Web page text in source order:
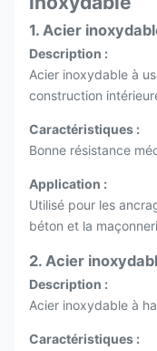
1. Acier
Description :
Acier inoxydable à
construction
Caractéristiques :
Bonne résistance
Application :
Utilisé pour les
béton et la
2. Acier
Description :
Acier inoxydable à
Caractéristiques :